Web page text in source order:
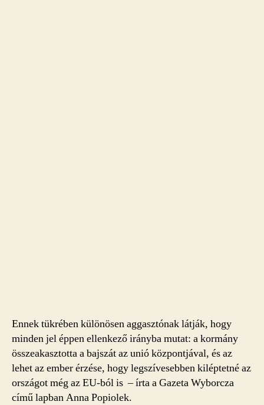
Ennek tükrében különösen aggasztónak látják, hogy
minden jel éppen ellenkező irányba mutat: a kormány
összeakasztotta a bajszát az unió központjával, és az
lehet az ember érzése, hogy legszívesebben kiléptetné az
országot még az EU-ból is – írta a Gazeta Wyborcza
című lapban Anna Popiolek.